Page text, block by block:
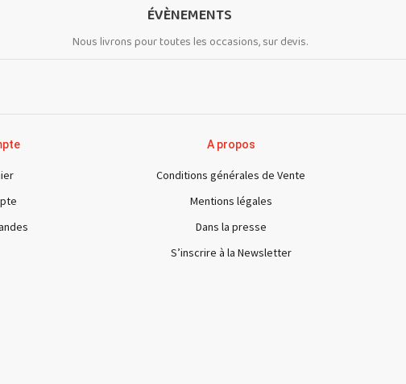
ÉVÈNEMENTS
Nous livrons pour toutes les occasions, sur devis.
A propos
Conditions générales de Vente
Mentions légales
Dans la presse
S’inscrire à la Newsletter